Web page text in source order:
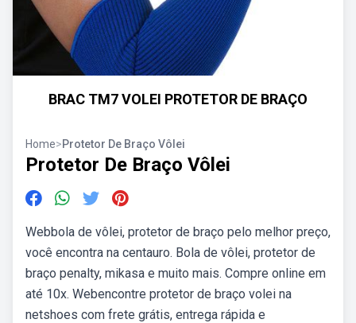
BRAC TM7 VOLEI PROTETOR DE BRAÇO
Home>Protetor De Braço Vôlei
Protetor De Braço Vôlei
Webbola de vôlei, protetor de braço pelo melhor preço,
você encontra na centauro. Bola de vôlei, protetor de
braço penalty, mikasa e muito mais. Compre online em
até 10x. Webencontre protetor de braço volei na
netshoes com frete grátis, entrega rápida e